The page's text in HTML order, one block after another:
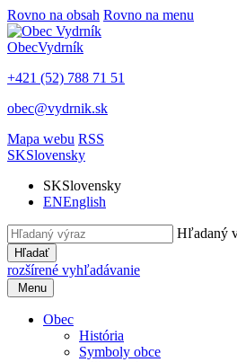
Rovno na obsah Rovno na menu
ObecVydrník
+421 (52) 788 71 51
obec@vydrnik.sk
Mapa webu RSS
SKSlovensky
SKSlovensky
ENEnglish
Hľadaný
Hľadať
rozšírené vyhľadávanie
Menu
Obec
História
Symboly obce